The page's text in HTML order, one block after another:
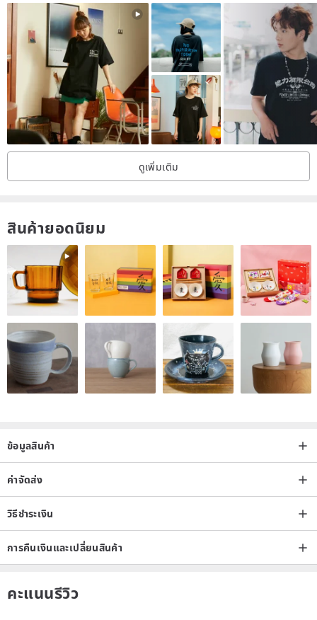
in full) within 7 days counting from the day after the order arrives at
the recipient’s address.
－Buyers are responsible for all shipping fees including the shipping
fees of returns.
ดูเพิ่มเติม
สินค้ายอดนิยม
ข้อมูลสินค้า
ค่าจัดส่ง
วิธีชำระเงิน
การคืนเงินและเปลี่ยนสินค้า
คะแนนรีวิว